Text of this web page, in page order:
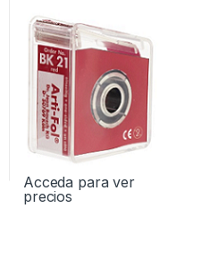
Acceda para ver
precios